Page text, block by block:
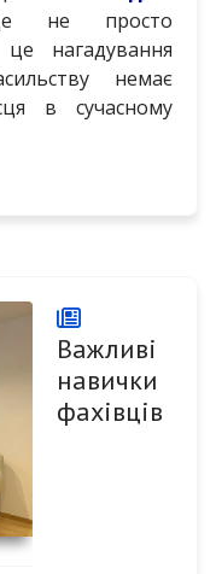
не просто
нагадування
немає
в сучасному
Важливі
навички
фахівців